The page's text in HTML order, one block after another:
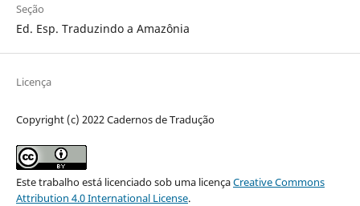
Seção
Ed. Esp. Traduzindo a Amazônia
Licença
Copyright (c) 2022 Cadernos de Tradução
Este trabalho está licenciado sob uma licençaCreative Commons
Attribution 4.0 International License.